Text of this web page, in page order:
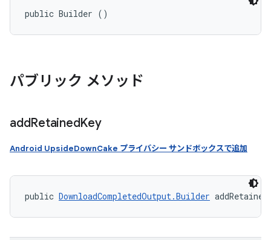
public Builder ()
パブリック メソッド
addRetainedKey
Android UpsideDownCake プライバシー サンドボックスで追加
public DownloadCompletedOutput.Builder